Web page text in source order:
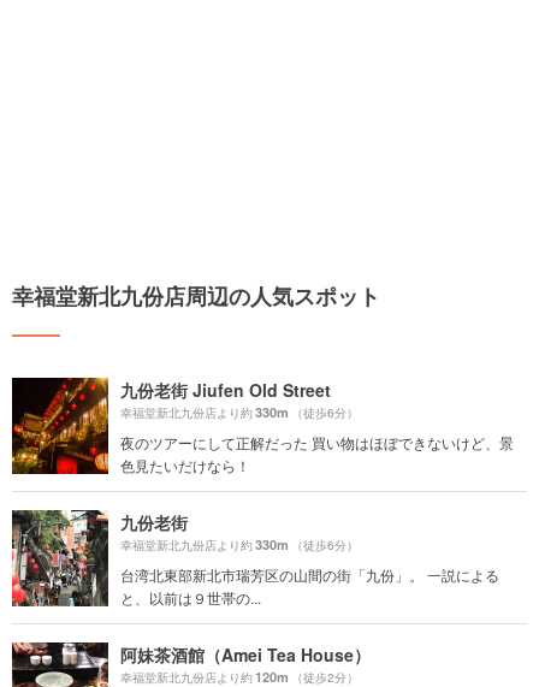
幸福堂新北九份店周辺の人気スポット
九份老街 Jiufen Old Street
幸福堂新北九份店より約330m （徒歩6分）
夜のツアーにして正解だった 買い物はほぼできないけど、景
色見たいだけなら！
九份老街
幸福堂新北九份店より約330m （徒歩6分）
台湾北東部新北市瑞芳区の山間の街「九份」。 一説による
と、以前は９世帯の...
阿妹茶酒館（Amei Tea House）
幸福堂新北九份店より約120m （徒歩2分）